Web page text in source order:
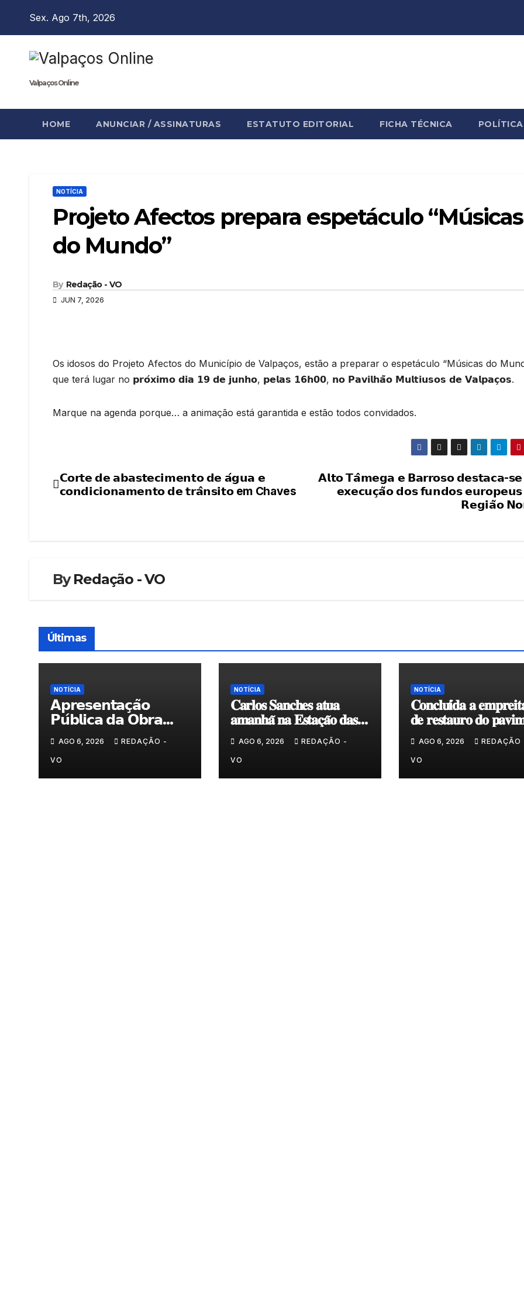
Sex. Ago 7th, 2026
Valpaços Online
HOME ANUNCIAR / ASSINATURAS ESTATUTO EDITORIAL FICHA TÉCNICA
NOTÍCIA
Projeto Afectos prepara espetáculo “Músicas
do Mundo”
By Redação - VO
JUN 7, 2026
Os idosos do Projeto Afectos do Município de Valpaços, estão a preparar o espetáculo “Músicas do
que terá lugar no 𝗽𝗿𝗼́𝘅𝗶𝗺𝗼 𝗱𝗶𝗮 𝟭𝟵 𝗱𝗲 𝗷𝘂𝗻𝗵𝗼, 𝗽𝗲𝗹𝗮𝘀 𝟭𝟲𝗵𝟬𝟬, 𝗻𝗼 𝗣𝗮𝘃𝗶𝗹𝗵𝗮̃𝗼 𝗠𝘂𝗹𝘁𝗶𝘂𝘀𝗼𝘀 𝗱𝗲 𝗩𝗮𝗹𝗽𝗮𝗰̧𝗼𝘀.
Marque na agenda porque… a animação está garantida e estão todos convidados.
Navegação
𝗔𝗹𝘁𝗼 𝗧𝗮̂𝗺𝗲𝗴𝗮 𝗲 𝗕𝗮𝗿𝗿𝗼𝘀𝗼 𝗱𝗲𝘀𝘁𝗮𝗰𝗮-
𝗲𝘅𝗲𝗰𝘂𝗰̧𝗮̃𝗼 𝗱𝗼𝘀 𝗳𝘂𝗻𝗱𝗼𝘀
𝗥𝗲𝗴𝗶𝗮̃𝗼
𝗖𝗼𝗿𝘁𝗲 𝗱𝗲 𝗮𝗯𝗮𝘀𝘁𝗲𝗰𝗶𝗺𝗲𝗻𝘁𝗼 𝗱𝗲 𝗮́𝗴𝘂𝗮 𝗲
𝗰𝗼𝗻𝗱𝗶𝗰𝗶𝗼𝗻𝗮𝗺𝗲𝗻𝘁𝗼 𝗱𝗲 𝘁𝗿𝗮̂𝗻𝘀𝗶𝘁𝗼 em Chaves
ByRedação - VO
Últimas
NOTÍCIA
𝗔𝗽𝗿𝗲𝘀𝗲𝗻𝘁𝗮𝗰̧𝗮̃𝗼
𝗣𝘂́𝗯𝗹𝗶𝗰𝗮 𝗱𝗮 𝗢𝗯𝗿𝗮
𝗙𝗲𝗹𝗶𝗰𝗶𝗱𝗮𝗱𝗲 𝗲 𝗲𝗹𝗮
𝗺𝗼𝗿𝗮 𝗰𝗼𝗺𝗶𝗴𝗼”
AGO 6, 2026 REDAÇÃO -
VO
NOTÍCIA
𝐂𝐚𝐫𝐥𝐨𝐬 𝐒𝐚𝐧𝐜𝐡𝐞𝐬 𝐚𝐭𝐮𝐚
𝐚𝐦𝐚𝐧𝐡𝐚̃ 𝐧𝐚 𝐄𝐬𝐭𝐚𝐜̧𝐚̃𝐨 𝐝𝐚𝐬
AGO 6, 2026 REDAÇÃO -
VO
NOTÍCIA
𝐂𝐨𝐧𝐜𝐥𝐮𝐢́𝐝𝐚 𝐚
𝐝𝐞 𝐫𝐞𝐬𝐭𝐚𝐮𝐫𝐨 𝐝𝐨
𝐞𝐧𝐯𝐨𝐥𝐯𝐞𝐧𝐭𝐞 𝐚̀ 𝐂𝐚𝐩𝐞𝐥𝐚
𝐂𝐨𝐯𝐚𝐬
AGO 6, 2026 REDAÇÃO
VO